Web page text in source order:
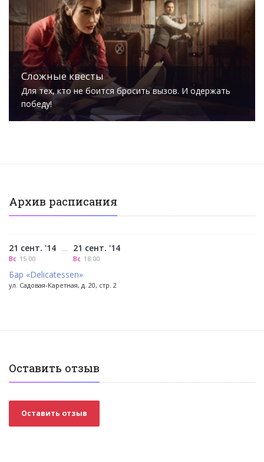
Сложные квесты
Для тех, кто не боится бросить вызов. И одержать
победу!
Архив расписания
21 сент. '14
Вс 15:00
— 21 сент. '14
Вс 18:00
Бар «Delicatessen»
ул. Садовая-Каретная, д. 20, стр. 2
Оставить отзыв
Оставить отзыв